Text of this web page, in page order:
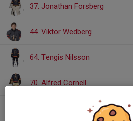
37. Jonathan Forsberg
44. Viktor Wedberg
64. Tengis Nilsson
70. Alfred Cornell
81. Ludwig Altberg